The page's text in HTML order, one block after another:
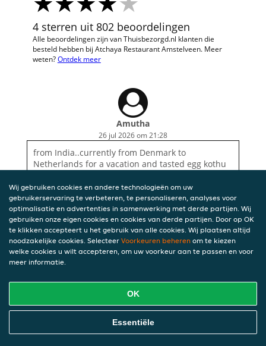
4 sterren uit 802 beoordelingen
Alle beoordelingen zijn van Thuisbezorgd.nl klanten die
besteld hebben bij Atchaya Restaurant Amstelveen. Meer
weten?Ontdek meer
Amutha
26 jul 2026 om 21:28
from India..currently from Denmark to
Netherlands for a vacation and tasted egg kothu
Wij gebruiken cookies en andere technologieën om uw
gebruikerservaring te verbeteren, te personaliseren, analyses voor
optimalisatie en advertenties in samenwerking met derde partijen. Wij
gebruiken onze eigen cookies en cookies van derde partijen. Door op OK
te klikken accepteert u het gebruik van alle cookies. Wij plaatsen altijd
noodzakelijke cookies. Selecteer Voorkeuren beheren om te kiezen
welke cookies u wilt accepteren, om uw voorkeur aan te passen en voor
meer informatie.
OK
Essentiële